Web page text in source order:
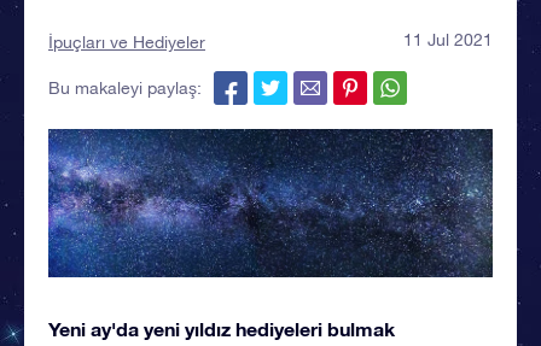
İpuçları ve Hediyeler 11 Jul 2021
Bu makaleyi paylaş:
Yeni ay'da yeni yıldız hediyeleri bulmak